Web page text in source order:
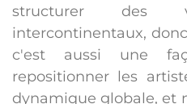
structurer des
intercontinentaux,
c'est aussi une
repositionner les
dynamique globale, et